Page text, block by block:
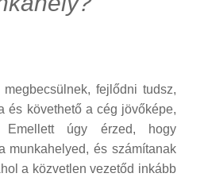
fejlődni tudsz,
és követhető a cég jövőképe,
úgy érzed, hogy
munkahelyed, és számítanak
a közvetlen vezetőd inkább